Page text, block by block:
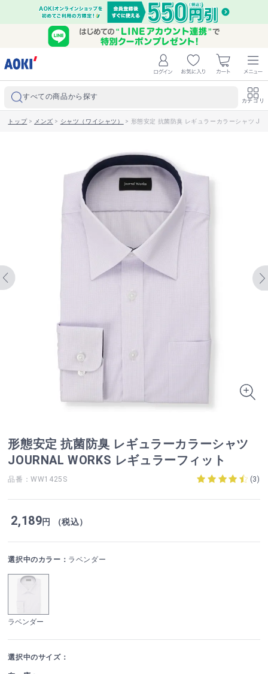
すべての商品から探す カテゴリ
トップ> メンズ > シャツ（ワイシャツ） > 形態安定 抗菌防臭 レギュラーカラーシャツ
形態安定 抗菌防臭 レギュラーカラーシャツ
JOURNAL WORKS レギュラーフィット
品番：WW1425S (3)
2,189円 （税込）
選択中のカラー： ラベンダー
ラベンダー
選択中のサイズ：